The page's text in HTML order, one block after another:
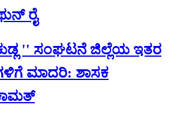
ರೈ
'' ಸಂಘಟನೆ ಜಿಲ್ಲೆಯ ಇತರ
ಮಾದರಿ: ಶಾಸಕ